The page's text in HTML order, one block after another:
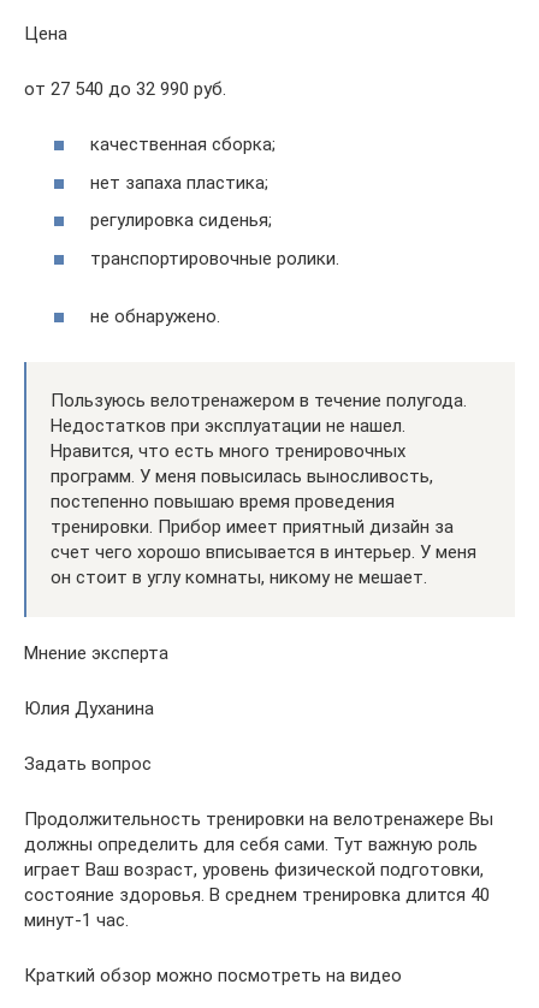
Цена
от 27 540 до 32 990 руб.
качественная сборка;
нет запаха пластика;
регулировка сиденья;
транспортировочные ролики.
не обнаружено.
Пользуюсь велотренажером в течение полугода.
Недостатков при эксплуатации не нашел.
Нравится, что есть много тренировочных
программ. У меня повысилась выносливость,
постепенно повышаю время проведения
тренировки. Прибор имеет приятный дизайн за
счет чего хорошо вписывается в интерьер. У меня
он стоит в углу комнаты, никому не мешает.
Мнение эксперта
Юлия Духанина
Задать вопрос
Продолжительность тренировки на велотренажере Вы
должны определить для себя сами. Тут важную роль
играет Ваш возраст, уровень физической подготовки,
состояние здоровья. В среднем тренировка длится 40
минут-1 час.
Краткий обзор можно посмотреть на видео